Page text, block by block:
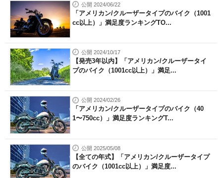
公開 2024/06/22
「アメリカン/クルーザータイプのバイク（1001
cc以上）」満足度ランキングTO...
公開 2024/10/17
【発売3年以内】「アメリカン/クルーザータイ
プのバイク（1001cc以上）」満足...
公開 2024/02/26
「アメリカン/クルーザータイプのバイク（40
1〜750cc）」満足度ランキングT...
公開 2025/05/08
【全ての年式】「アメリカン/クルーザータイプ
のバイク（1001cc以上）」満足度...